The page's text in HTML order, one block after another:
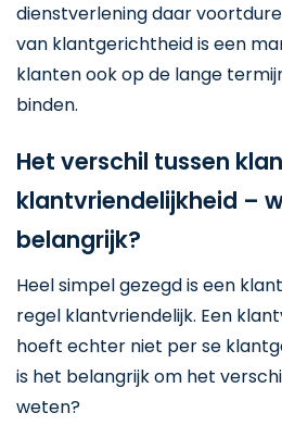
dienstverlening daar
van klantgerichtheid is een
klanten ook op de lange
binden.
Het verschil tussen
klantvriendelijkheid –
belangrijk?
Heel simpel gezegd is een
regel klantvriendelijk. Een
hoeft echter niet per se
is het belangrijk om het
weten?